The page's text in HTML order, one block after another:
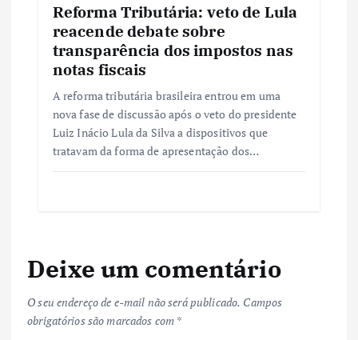
Reforma Tributária: veto de Lula
reacende debate sobre
transparência dos impostos nas
notas fiscais
A reforma tributária brasileira entrou em uma
nova fase de discussão após o veto do presidente
Luiz Inácio Lula da Silva a dispositivos que
tratavam da forma de apresentação dos…
Deixe um comentário
O seu endereço de e-mail não será publicado. Campos
obrigatórios são marcados com *